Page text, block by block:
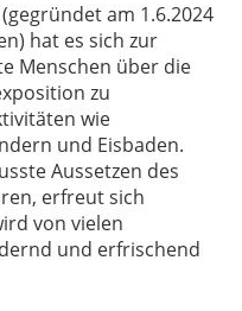
(gegründet am 1.6.2024
hat es sich zur
Menschen über die
zu
wie
und Eisbaden.
Aussetzen des
erfreut sich
von vielen
und erfrischend